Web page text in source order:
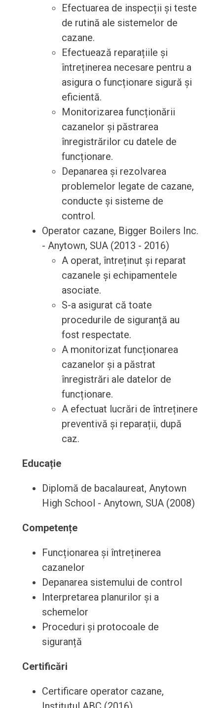
Efectuarea de inspecții și teste
de rutină ale sistemelor de
cazane.
Efectuează reparațiile și
întreținerea necesare pentru a
asigura o funcționare sigură și
eficientă.
Monitorizarea funcționării
cazanelor și păstrarea
înregistrărilor cu datele de
funcționare.
Depanarea și rezolvarea
problemelor legate de cazane,
conducte și sisteme de
control.
Operator cazane, Bigger Boilers Inc.
- Anytown, SUA (2013 - 2016)
A operat, întreținut și reparat
cazanele și echipamentele
asociate.
S-a asigurat că toate
procedurile de siguranță au
fost respectate.
A monitorizat funcționarea
cazanelor și a păstrat
înregistrări ale datelor de
funcționare.
A efectuat lucrări de întreținere
preventivă și reparații, după
caz.
Educație
Diplomă de bacalaureat, Anytown
High School - Anytown, SUA (2008)
Competențe
Funcționarea și întreținerea
cazanelor
Depanarea sistemului de control
Interpretarea planurilor și a
schemelor
Proceduri și protocoale de
siguranță
Certificări
Certificare operator cazane,